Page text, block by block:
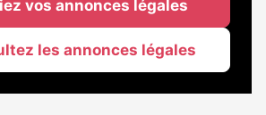
vos annonces légales
les annonces légales